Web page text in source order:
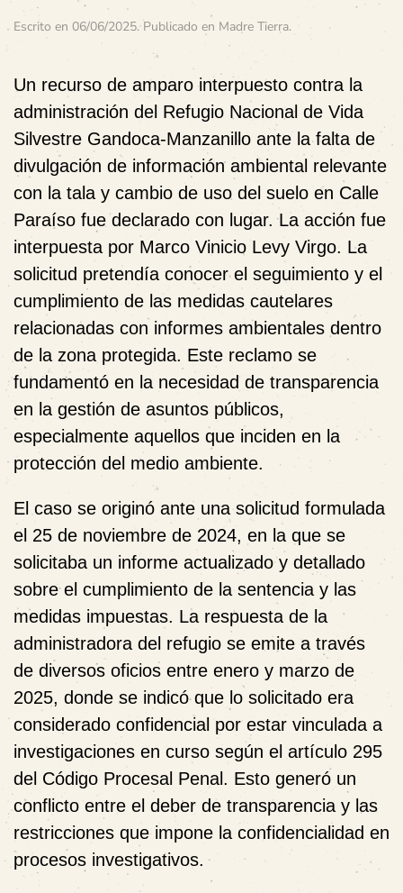
Escrito en 06/06/2025. Publicado en Madre Tierra.
Un recurso de amparo interpuesto contra la
administración del Refugio Nacional de Vida
Silvestre Gandoca-Manzanillo ante la falta de
divulgación de información ambiental relevante
con la tala y cambio de uso del suelo en Calle
Paraíso fue declarado con lugar. La acción fue
interpuesta por Marco Vinicio Levy Virgo. La
solicitud pretendía conocer el seguimiento y el
cumplimiento de las medidas cautelares
relacionadas con informes ambientales dentro
de la zona protegida. Este reclamo se
fundamentó en la necesidad de transparencia
en la gestión de asuntos públicos,
especialmente aquellos que inciden en la
protección del medio ambiente.
El caso se originó ante una solicitud formulada
el 25 de noviembre de 2024, en la que se
solicitaba un informe actualizado y detallado
sobre el cumplimiento de la sentencia y las
medidas impuestas. La respuesta de la
administradora del refugio se emite a través
de diversos oficios entre enero y marzo de
2025, donde se indicó que lo solicitado era
considerado confidencial por estar vinculada a
investigaciones en curso según el artículo 295
del Código Procesal Penal. Esto generó un
conflicto entre el deber de transparencia y las
restricciones que impone la confidencialidad en
procesos investigativos.